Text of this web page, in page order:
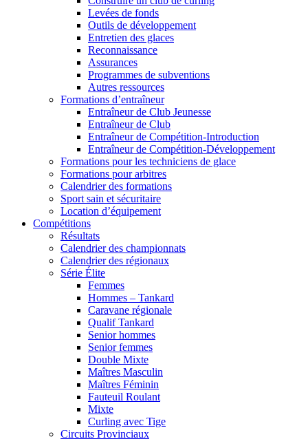
Levées de fonds
Outils de développement
Entretien des glaces
Reconnaissance
Assurances
Programmes de subventions
Autres ressources
Formations d’entraîneur
Entraîneur de Club Jeunesse
Entraîneur de Club
Entraîneur de Compétition-Introduction
Entraîneur de Compétition-Développement
Formations pour les techniciens de glace
Formations pour arbitres
Calendrier des formations
Sport sain et sécuritaire
Location d’équipement
Compétitions
Résultats
Calendrier des championnats
Calendrier des régionaux
Série Élite
Femmes
Hommes – Tankard
Caravane régionale
Qualif Tankard
Senior hommes
Senior femmes
Double Mixte
Maîtres Masculin
Maîtres Féminin
Fauteuil Roulant
Mixte
Curling avec Tige
Circuits Provinciaux